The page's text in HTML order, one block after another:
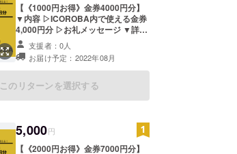
【《1000円お得》金券4000円分】
▼内容 ▷ICOROBA内で使える金券
4,000円分 ▷お礼メッセージ ▼詳細
▷紙チケットを任意の宛先にお届け
▷利用期限：2022年8月1日〜2023
年7月31日 ▷《1000円分がお得に楽
しめる》3000円で4000円分のお料
理やグッズをご購入いただけます
でもご利用しやすい仕様を予定して
おります ▼注意 ▷利用期限が切れ
たものはご使用いただけません。 ▷
支援者：0人
お届け予定：2022年08月
このリターンを選択する
5,000円
【《2000円お得》金券7000円分】